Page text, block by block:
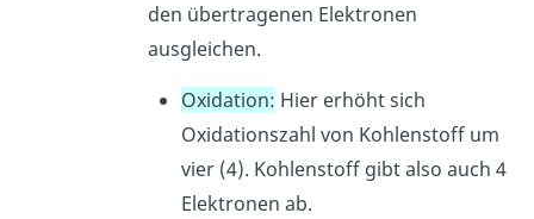
den übertragenen Elektronen
ausgleichen.
Oxidation: Hier erhöht sich
Oxidationszahl von Kohlenstoff um
vier (4). Kohlenstoff gibt also auch 4
Elektronen ab.